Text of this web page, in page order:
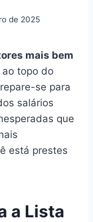
de 2025
mais bem
ao topo do
se para
salários
que
está prestes
a Lista